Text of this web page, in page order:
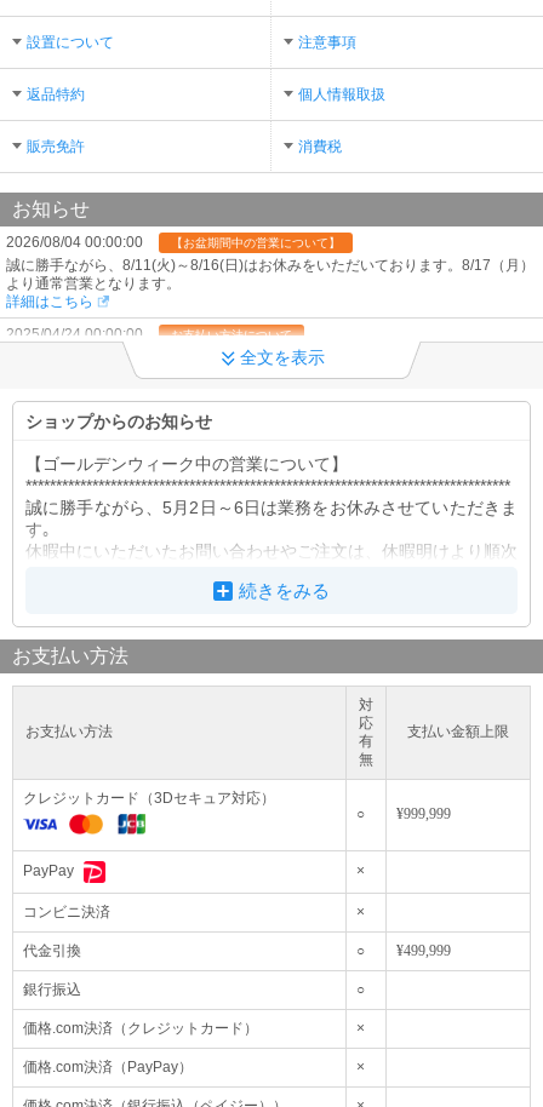
設置について 注意事項
返品特約 個人情報取扱
販売免許 消費税
お知らせ
2026/08/04 00:00:00 【お盆期間中の営業について】
誠に勝手ながら、8/11(火)～8/16(日)はお休みをいただいております。8/17（月）
より通常営業となります。
詳細はこちら
2025/04/24 00:00:00
お支払い方法について
ご利用可能なお支払い方法に「クレジットカード」が加わりました！
営業時間（電話受付）平日：10時～17時/土・日・祝日：お休み （※出荷業務は平
日15時迄/土日祝休み） 何卒よろしくお願い申し上げます。
全文を表示
ショップからのお知らせ
【ゴールデンウィーク中の営業について】
********************************************************************************
誠に勝手ながら、5月2日～6日は業務をお休みさせていただきま
す｡
休暇中にいただいたお問い合わせやご注文は、休暇明けより順次
ご迷惑をお掛けしますが、あらかじめご了承賜りますようお願い
********************************************************************************
【電話受付/当日出荷についてのご案内】
********************************************************************************
電話受付は平日のみ17時迄とさせていただきます。
※土曜日曜祝日は定休日です。
※営業時間外の御注文、お問合せにつきましては 翌営業日にご
お客様にはご迷惑をおかけいたしますが、何卒ご理解いただきま
すようお願い申し上げます。
********************************************************************************
【電話受付時間】
営業時間（電話受付）平日：10時～17時/土・日・祝日：お休み
（※出荷業務は平日15時迄）
【お問合電話番号/FAX番号】
kaimono@onhome.jp）
※お急ぎの場合はお電話での御問合せも可能でございます。
お電話の際に 「オンホーム カーゴ店」からの御連絡とお伝
え下さいませ。
続きをみる
お支払い方法
お支払い方法
対
応
有
無
支払い金額上限
クレジットカード（3Dセキュア対応）
○
¥999,999
PayPay ×
コンビニ決済 ×
代金引換 ○ ¥499,999
銀行振込 ○
価格.com決済（クレジットカード） ×
価格.com決済（PayPay） ×